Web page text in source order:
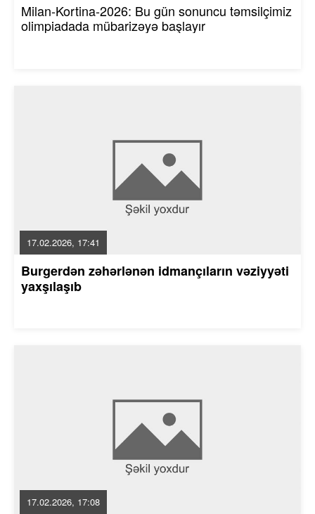
Milan-Kortina-2026: Bu gün sonuncu təmsilçimiz
olimpiadada mübarizəyə başlayır
17.02.2026, 17:41
Burgerdən zəhərlənən idmançıların vəziyyəti
yaxşılaşıb
17.02.2026, 17:08